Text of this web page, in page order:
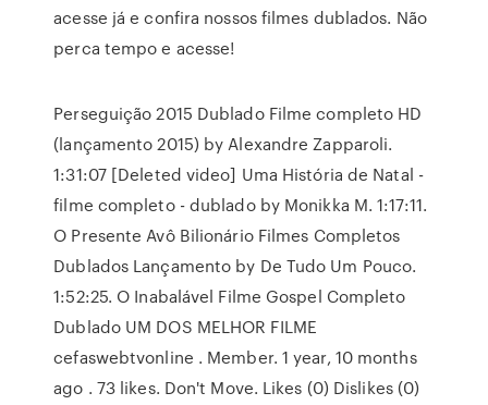
acesse já e confira nossos filmes dublados. Não
perca tempo e acesse!
Perseguição 2015 Dublado Filme completo HD
(lançamento 2015) by Alexandre Zapparoli.
1:31:07 [Deleted video] Uma História de Natal -
filme completo - dublado by Monikka M. 1:17:11.
O Presente Avô Bilionário Filmes Completos
Dublados Lançamento by De Tudo Um Pouco.
1:52:25. O Inabalável Filme Gospel Completo
Dublado UM DOS MELHOR FILME
cefaswebtvonline . Member. 1 year, 10 months
ago . 73 likes. Don't Move. Likes (0) Dislikes (0)